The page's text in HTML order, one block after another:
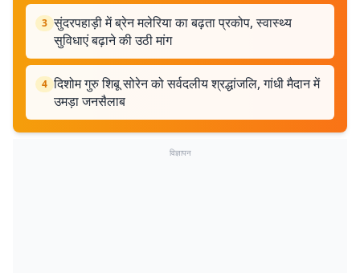
3 सुंदरपहाड़ी में ब्रेन मलेरिया का बढ़ता प्रकोप, स्वास्थ्य
सुविधाएं बढ़ाने की उठी मांग
4 दिशोम गुरु शिबू सोरेन को सर्वदलीय श्रद्धांजलि, गांधी मैदान में
उमड़ा जनसैलाब
विज्ञापन